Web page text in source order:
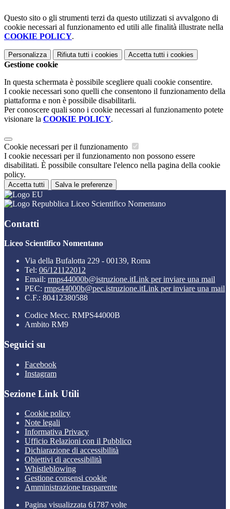
Questo sito o gli strumenti terzi da questo utilizzati si avvalgono di
cookie necessari al funzionamento ed utili alle finalità illustrate nella
COOKIE POLICY.
Personalizza Rifiuta tutti i cookies Accetta tutti i cookies
Gestione cookie
In questa schermata è possibile scegliere quali cookie consentire.
I cookie necessari sono quelli che consentono il funzionamento della
piattaforma e non è possibile disabilitarli.
Per conoscere quali sono i cookie necessari al funzionamento potete
visionare la COOKIE POLICY.
Cookie necessari per il funzionamento
I cookie necessari per il funzionamento non possono essere
disabilitati. È possibile consultare l'elenco nella pagina della cookie
policy.
Accetta tutti Salva le preferenze
Liceo Scientifico Nomentano
Contatti
Liceo Scientifico Nomentano
Via della Bufalotta 229 - 00139, Roma
Tel: 06/121122012
Email: rmps44000b@istruzione.itLink per inviare una mail
PEC: rmps44000b@pec.istruzione.itLink per inviare una mail
C.F.: 80412380588
Codice Mecc. RMPS44000B
Ambito RM9
Seguici su
Facebook
Instagram
Sezione Link Utili
Cookie policy
Note legali
Informativa Privacy
Ufficio Relazioni con il Pubblico
Dichiarazione di accessibilità
Obiettivi di accessibilità
Whistleblowing
Gestione consensi cookie
Amministrazione trasparente
Pagina visualizzata 61787 volte